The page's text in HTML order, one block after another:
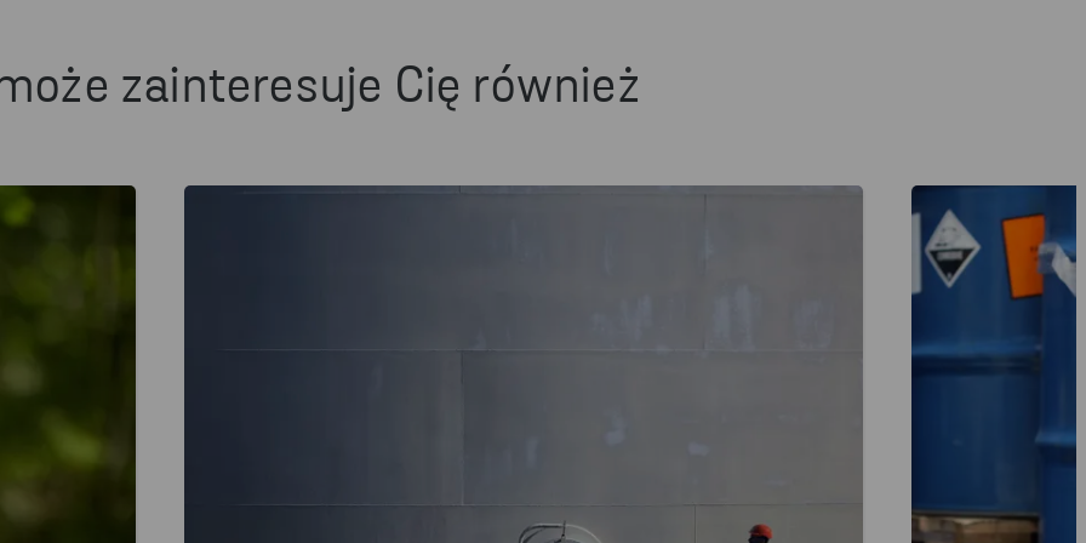
zainteresuje Cię również